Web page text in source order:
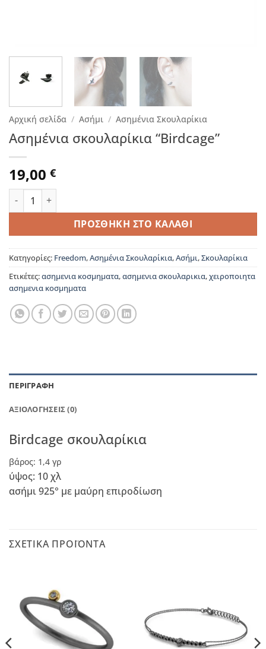
Αρχική σελίδα / Ασήμι / Ασημένια Σκουλαρίκια
Ασημένια σκουλαρίκια “Birdcage”
19,00 €
Ασημένια σκουλαρίκια "Birdcage" ποσότητα
ΠΡΟΣΘΉΚΗ ΣΤΟ ΚΑΛΆΘΙ
Κατηγορίες: Freedom,Ασημένια Σκουλαρίκια,Ασήμι,Σκουλαρίκια
Ετικέτες:ασημενια κοσμηματα,ασημενια σκουλαρικια,χειροποιητα
ασημενια κοσμηματα
ΠΕΡΙΓΡΑΦΉ
ΑΞΙΟΛΟΓΉΣΕΙΣ (0)
Birdcage σκουλαρίκια
βάρος: 1,4 γρ
ύψος: 10 χλ
ασήμι 925° με μαύρη επιροδίωση
ΣΧΕΤΙΚΆ ΠΡΟΪΌΝΤΑ